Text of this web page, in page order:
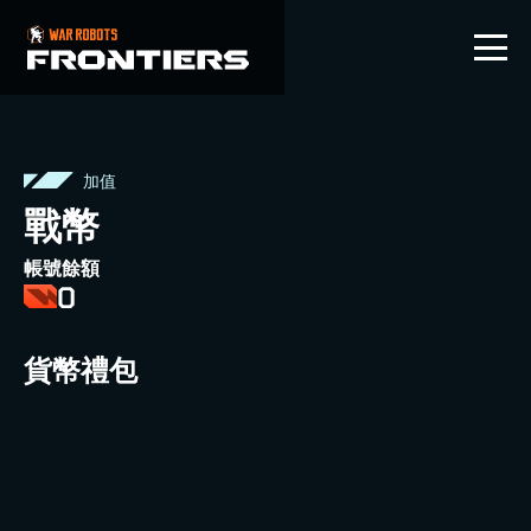
ZHTW
加值
戰幣
帳號餘額
0
貨幣禮包